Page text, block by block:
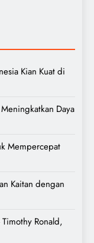
Kian Kuat di
Daya
Mempercepat
Kaitan dengan
Ronald,